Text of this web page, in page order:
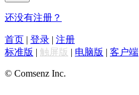
还没有注册？
首页 | 登录 | 注册
标准版 | 触屏版 | 电脑版 | 客户端
© Comsenz Inc.